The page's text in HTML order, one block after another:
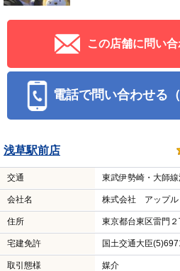
この店舗に問い合
電話で問い合わせる（
浅草駅前店
交通 東武伊勢崎・大師
会社名 株式会社 アップル
住所 東京都台東区雷門
宅建免許 国土交通大臣
取引態様 媒介